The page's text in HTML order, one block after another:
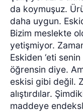
da koymuşuz.
daha uygun.
Bizim meslekte
yetişmiyor.
Eskiden ‘eti
öğrensin diye.
eskisi gibi değil.
alıştırdılar.
maddeye